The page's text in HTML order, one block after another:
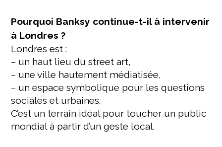
Pourquoi Banksy continue-t-il à intervenir
à Londres ?
Londres est :
– un haut lieu du street art,
– une ville hautement médiatisée,
– un espace symbolique pour les questions
sociales et urbaines.
C’est un terrain idéal pour toucher un public
mondial à partir d’un geste local.